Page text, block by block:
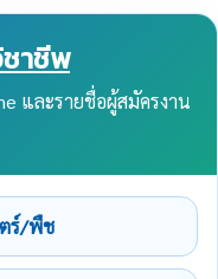
าชีพ
และรายชื่อผู้สมัครงาน
ตร์/พืช